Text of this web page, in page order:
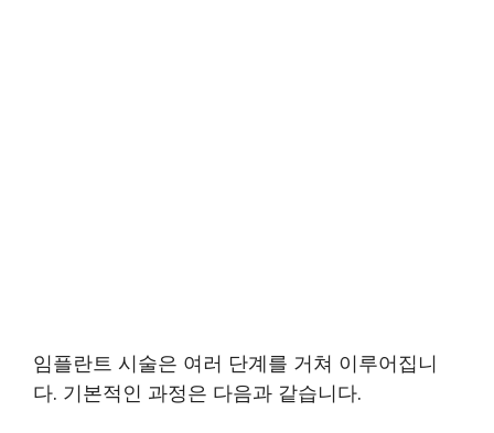
임플란트 시술은 여러 단계를 거쳐 이루어집니
다. 기본적인 과정은 다음과 같습니다.